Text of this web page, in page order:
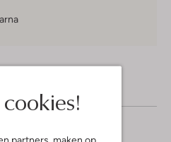
partners , maken op